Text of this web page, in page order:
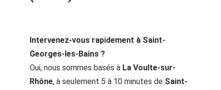
Intervenez-vous rapidement à Saint-
Georges-les-Bains ?
Oui, nous sommes basés à La Voulte-sur-
Rhône, à seulement 5 à 10 minutes de Saint-